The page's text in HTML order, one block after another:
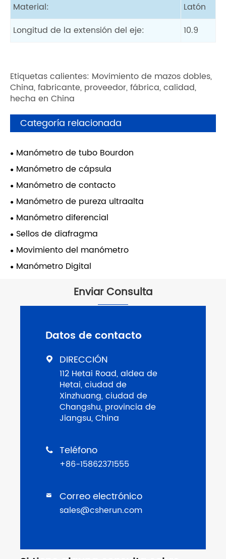
Material:
Latón
Longitud de la extensión del eje:
10.9
Etiquetas calientes: Movimiento de mazos dobles,
China, fabricante, proveedor, fábrica, calidad,
hecha en China
Categoría relacionada
Manómetro de tubo Bourdon
Manómetro de cápsula
Manómetro de contacto
Manómetro de pureza ultraalta
Manómetro diferencial
Sellos de diafragma
Movimiento del manómetro
Manómetro Digital
Enviar Consulta
Datos de contacto
 DIRECCIÓN
112 Hetai Road, aldea de
Hetai, ciudad de
Xinzhuang, ciudad de
Changshu, provincia de
Jiangsu, China
 Teléfono
+86-15862371555
 Correo electrónico
sales@csherun.com